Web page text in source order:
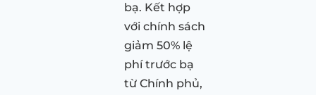
bạ. Kết hợp
với chính sách
giảm 50% lệ
phí trước bạ
từ Chính phủ,